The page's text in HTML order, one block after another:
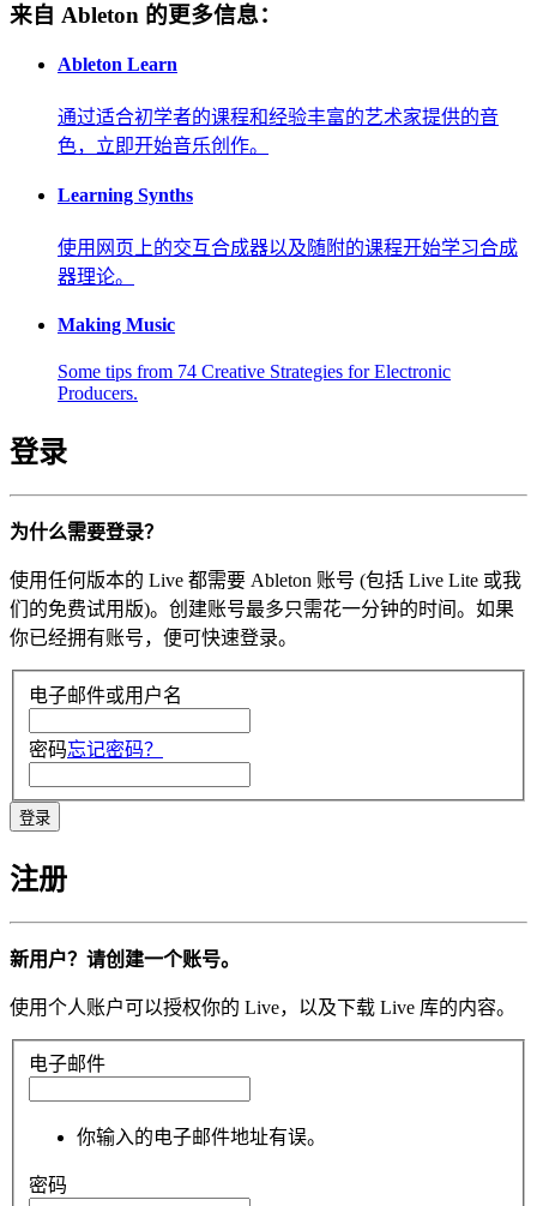
来自 Ableton 的更多信息：
Ableton Learn
通过适合初学者的课程和经验丰富的艺术家提供的音
色，立即开始音乐创作。
Learning Synths
使用网页上的交互合成器以及随附的课程开始学习合成
器理论。
Making Music
Some tips from 74 Creative Strategies for Electronic
Producers.
登录
为什么需要登录？
使用任何版本的 Live 都需要 Ableton 账号 (包括 Live Lite 或我
们的免费试用版)。创建账号最多只需花一分钟的时间。如果
你已经拥有账号，便可快速登录。
电子邮件或用户名
密码忘记密码？
注册
新用户？请创建一个账号。
使用个人账户可以授权你的 Live，以及下载 Live 库的内容。
电子邮件
你输入的电子邮件地址有误。
密码